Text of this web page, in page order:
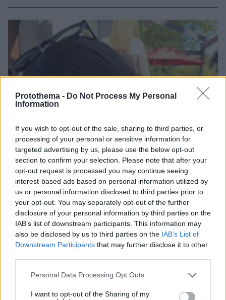
Protothema - Do Not Process My Personal
Information
If you wish to opt-out of the sale, sharing to third parties, or
processing of your personal or sensitive information for
targeted advertising by us, please use the below opt-out
section to confirm your selection. Please note that after your
opt-out request is processed you may continue seeing
interest-based ads based on personal information utilized by
us or personal information disclosed to third parties prior to
your opt-out. You may separately opt-out of the further
disclosure of your personal information by third parties on the
IAB’s list of downstream participants. This information may
also be disclosed by us to third parties on the IAB’s List of
Downstream Participants that may further disclose it to other
Please note that this website/app uses one or more Google
not limited to your visit or usage behaviour. You may click to
Personal Data Processing Opt Outs
I want to opt-out of the Sharing of my
Οι τελευταίες μέρες της 49χρονης TikToker που
διαγνώστηκε με Αλτσχάιμερ και επέλεξε την
ιατρικώς υποβοηθούμενη αυτοκτονία
09.08.2026, 12:07